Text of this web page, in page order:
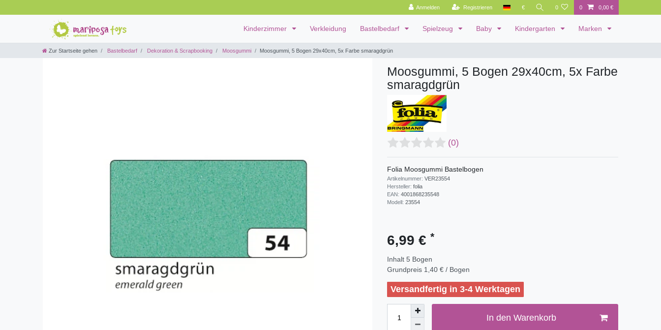
Anmelden Registrieren € 0 0 0,00 €
Kinderzimmer Verkleidung Bastelbedarf Spielzeug Baby Kindergarten Marken
Zur Startseite gehen Bastelbedarf Dekoration & Scrapbooking Moosgummi Moosgummi, 5 Bogen 29x40cm, 5x Farbe smaragdgrün
Moosgummi, 5 Bogen 29x40cm, 5x Farbe
smaragdgrün
(0)
Folia Moosgummi Bastelbogen
Artikelnummer: VER23554
Hersteller: folia
EAN: 4001868235548
Modell: 23554
6,99 € *
Inhalt 5 Bogen
Grundpreis 1,40 € / Bogen
Versandfertig in 3-4 Werktagen
In den Warenkorb